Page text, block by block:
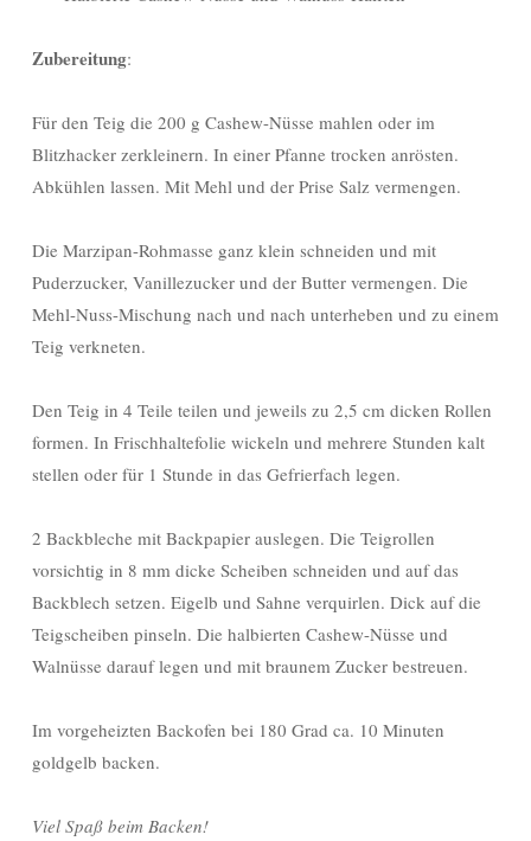
Zubereitung:
Für den Teig die 200 g Cashew-Nüsse mahlen oder im
Blitzhacker zerkleinern. In einer Pfanne trocken anrösten.
Abkühlen lassen. Mit Mehl und der Prise Salz vermengen.
Die Marzipan-Rohmasse ganz klein schneiden und mit
Puderzucker, Vanillezucker und der Butter vermengen. Die
Mehl-Nuss-Mischung nach und nach unterheben und zu einem
Teig verkneten.
Den Teig in 4 Teile teilen und jeweils zu 2,5 cm dicken Rollen
formen. In Frischhaltefolie wickeln und mehrere Stunden kalt
stellen oder für 1 Stunde in das Gefrierfach legen.
2 Backbleche mit Backpapier auslegen. Die Teigrollen
vorsichtig in 8 mm dicke Scheiben schneiden und auf das
Backblech setzen. Eigelb und Sahne verquirlen. Dick auf die
Teigscheiben pinseln. Die halbierten Cashew-Nüsse und
Walnüsse darauf legen und mit braunem Zucker bestreuen.
Im vorgeheizten Backofen bei 180 Grad ca. 10 Minuten
goldgelb backen.
Viel Spaß beim Backen!